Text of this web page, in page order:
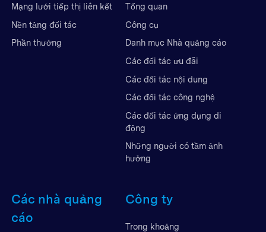
Mạng lưới tiếp thị liên kết
Nền tảng đối tác
Phần thưởng
Tổng quan
Công cụ
Danh mục Nhà quảng cáo
Các đối tác ưu đãi
Các đối tác nội dung
Các đối tác công nghệ
Các đối tác ứng dụng di
động
Những người có tầm ảnh
hưởng
Các nhà quảng
cáo
Công ty
Trong khoảng